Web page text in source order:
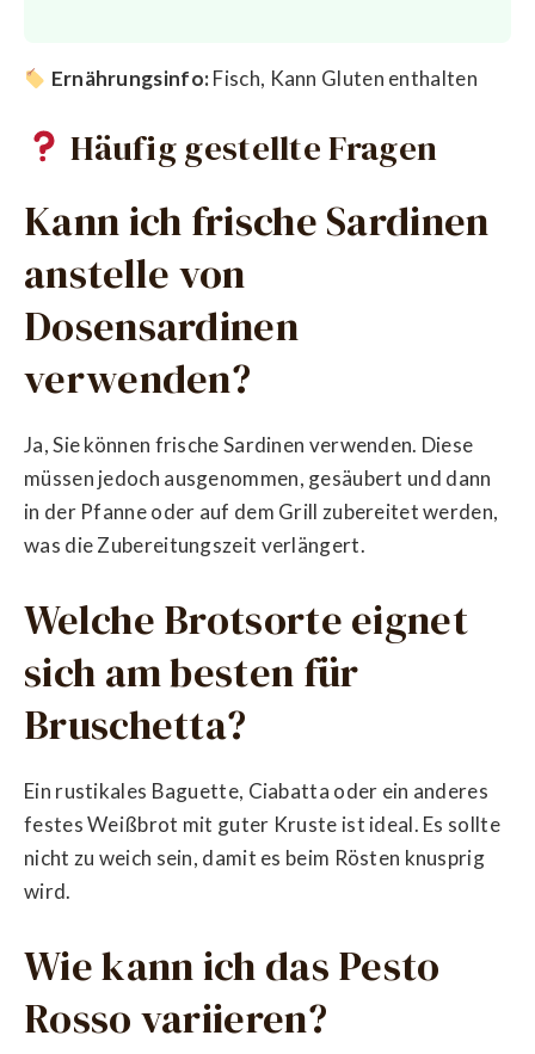
Ernährungsinfo:Fisch, Kann Gluten enthalten
Häufig gestellte Fragen
Kann ich frische Sardinen
anstelle von
Dosensardinen
verwenden?
Ja, Sie können frische Sardinen verwenden. Diese
müssen jedoch ausgenommen, gesäubert und dann
in der Pfanne oder auf dem Grill zubereitet werden,
was die Zubereitungszeit verlängert.
Welche Brotsorte eignet
sich am besten für
Bruschetta?
Ein rustikales Baguette, Ciabatta oder ein anderes
festes Weißbrot mit guter Kruste ist ideal. Es sollte
nicht zu weich sein, damit es beim Rösten knusprig
wird.
Wie kann ich das Pesto
Rosso variieren?